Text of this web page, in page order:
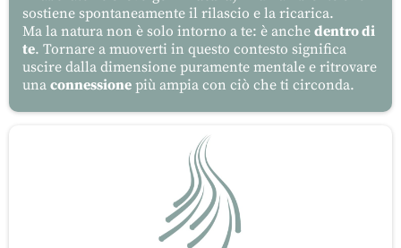
sostiene spontaneamente il rilascio e la ricarica.
Ma la natura non è solo intorno a te: è anche dentro di
te. Tornare a muoverti in questo contesto significa
uscire dalla dimensione puramente mentale e ritrovare
una connessione più ampia con ciò che ti circonda.